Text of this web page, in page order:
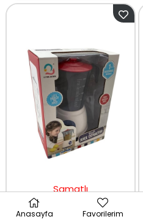
Samatlı
Anasayfa Favorilerim